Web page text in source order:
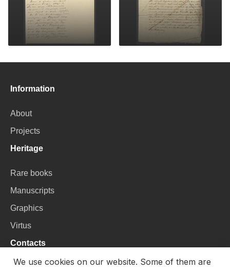
Information
About
Projects
Heritage
Rare books
Manuscripts
Graphics
Virtus
Contacts
We use cookies on our website. Some of them are